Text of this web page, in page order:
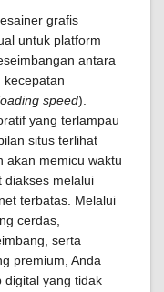
grafis
untuk platform
antara
kecepatan
speed).
yang terlampau
situs terlihat
akan memicu waktu
diakses melalui
terbatas. Melalui
cerdas,
serta
premium, Anda
digital yang tidak